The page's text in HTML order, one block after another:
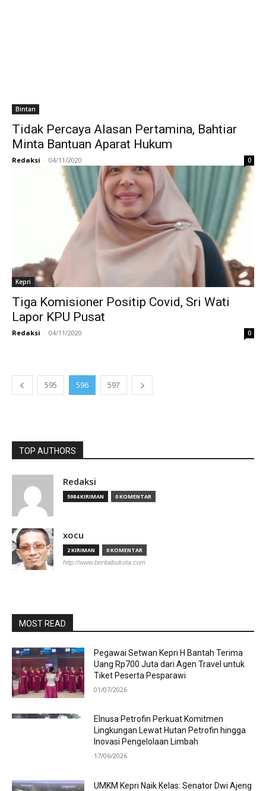
Bintan
Tidak Percaya Alasan Pertamina, Bahtiar
Minta Bantuan Aparat Hukum
Redaksi - 04/11/2020 0
Kepri
Tiga Komisioner Positip Covid, Sri Wati
Lapor KPU Pusat
Redaksi - 04/11/2020 0
595 596 597
TOP AUTHORS
Redaksi
5984 KIRIMAN 0 KOMENTAR
xocu
2 KIRIMAN 0 KOMENTAR
http://www.beritaibukota.com
MOST READ
Pegawai Setwan Kepri H Bantah Terima
Uang Rp700 Juta dari Agen Travel untuk
Tiket Peserta Pesparawi
01/07/2026
Elnusa Petrofin Perkuat Komitmen
Lingkungan Lewat Hutan Petrofin hingga
Inovasi Pengelolaan Limbah
17/06/2026
UMKM Kepri Naik Kelas: Senator Dwi Ajeng